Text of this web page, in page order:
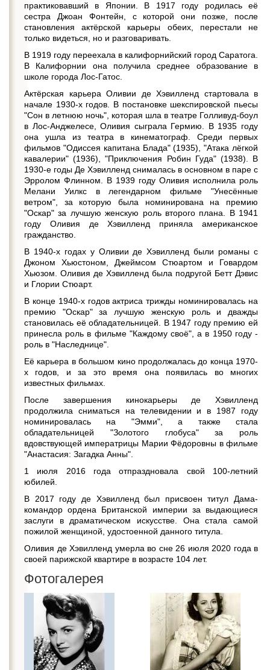
практиковавший в Японии. В 1917 году родилась её
сестра Джоан Фонтейн, с которой они позже, после
становления актёрской карьеры обеих, перестали не
только видеться, но и разговаривать.
В 1919 году переехала в калифорнийский город Саратога.
В Калифорнии она получила среднее образование в
школе города Лос-Гатос.
Актёрская карьера Оливии де Хэвилленд стартовала в
начале 1930-х годов. В постановке шекспировской пьесы
"Сон в летнюю ночь", которая шла в театре Голливуд-боул
в Лос-Анджелесе, Оливия сыграла Гермию. В 1935 году
она ушла из театра в кинематограф. Среди первых
фильмов "Одиссея капитана Блада" (1935), "Атака лёгкой
кавалерии" (1936), "Приключения Робин Гуда" (1938). В
1930-е годы Де Хэвилленд снималась в основном в паре с
Эрролом Флинном. В 1939 году Оливия исполнила роль
Мелани Уилкс в легендарном фильме "Унесённые
ветром", за которую была номинирована на премию
"Оскар" за лучшую женскую роль второго плана. В 1941
году Оливия де Хэвилленд приняла американское
гражданство.
В 1940-х годах у Оливии де Хэвилленд были романы с
Джоном Хьюстоном, Джеймсом Стюартом и Говардом
Хьюзом. Оливия де Хэвилленд была подругой Бетт Дэвис
и Глории Стюарт.
В конце 1940-х годов актриса трижды номинировалась на
премию "Оскар" за лучшую женскую роль и дважды
становилась её обладательницей. В 1947 году премию ей
принесла роль в фильме "Каждому своё", а в 1950 году -
роль в "Наследнице".
Её карьера в большом кино продолжалась до конца 1970-
х годов, и за это время она появилась во многих
известных фильмах.
После завершения кинокарьеры де Хэвилленд
продолжила сниматься на телевидении и в 1987 году
номинировалась на "Эмми", а также стала
обладательницей "Золотого глобуса" за роль
вдовствующей императрицы Марии Фёдоровны в фильме
"Анастасия: Загадка Анны".
1 июля 2016 года отпраздновала свой 100-летний
юбилей.
В 2017 году де Хэвилленд был присвоен титул Дама-
командор ордена Британской империи за выдающиеся
заслуги в драматическом искусстве. Она стала самой
пожилой женщиной, удостоенной данного титула.
Оливия де Хэвилленд умерла во сне 26 июля 2020 года в
своей парижской квартире в возрасте 104 лет.
Фотогалерея